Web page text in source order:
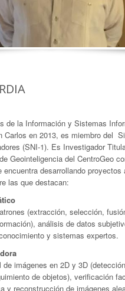
de la Información y Sistemas
Carlos en 2013, es miembro del
(SNI-1). Es Investigador
Geointeligencia del CentroGeo
encuentra desarrollando proyectos
las que destacan:
(extracción, selección,
análisis de datos
y sistemas expertos.
imágenes en 2D y 3D
de objetos), verificación
y reconstrucción de imágenes